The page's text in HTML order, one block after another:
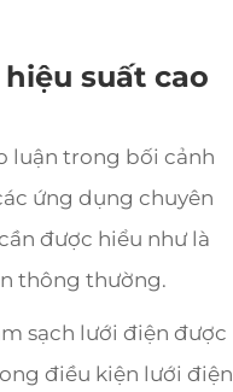
suất cao
luận trong bối cảnh
ứng dụng chuyên
được hiểu như là
thông thường.
sạch lưới điện được
điều kiện lưới điện